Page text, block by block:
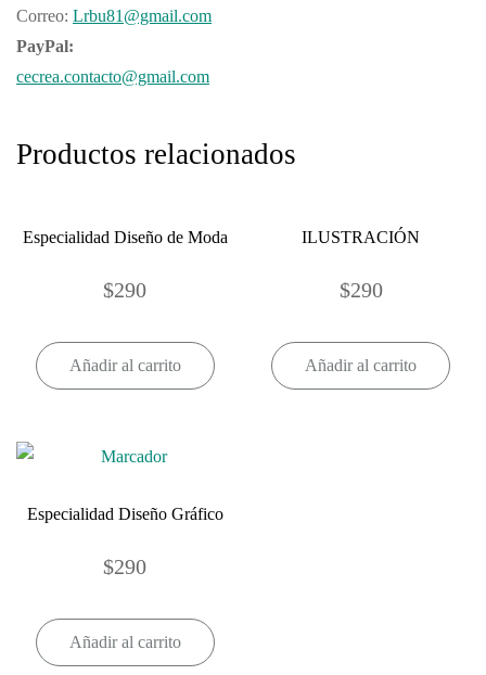
Correo: Lrbu81@gmail.com
PayPal:
cecrea.contacto@gmail.com
Productos relacionados
Especialidad Diseño de Moda
$290
Añadir al carrito
ILUSTRACIÓN
$290
Añadir al carrito
Especialidad Diseño Gráfico
$290
Añadir al carrito